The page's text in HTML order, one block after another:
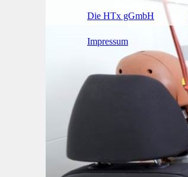
Die HTx gGmbH
Impressum